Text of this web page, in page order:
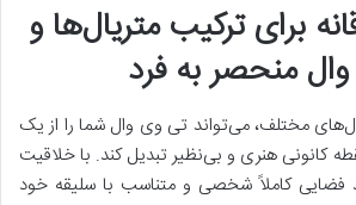
برای ترکیب متریال‌ها و
منحصر به فرد
مختلف، می‌تواند تی وی وال شما را از یک
کانونی هنری و بی‌نظیر تبدیل کند. با خلاقیت
فضایی کاملاً شخصی و متناسب با سلیقه خود